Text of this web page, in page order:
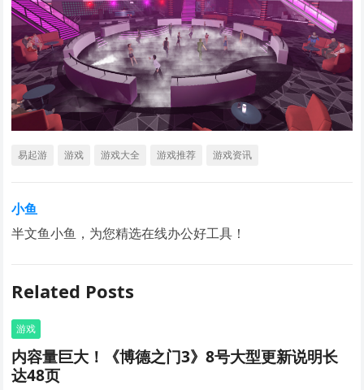
易起游 游戏 游戏大全 游戏推荐 游戏资讯
小鱼
半文鱼小鱼，为您精选在线办公好工具！
Related Posts
游戏
内容量巨大！《博德之门3》8号大型更新说明长
达48页